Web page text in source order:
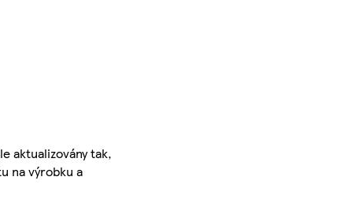
aktualizovány tak,
na výrobku a